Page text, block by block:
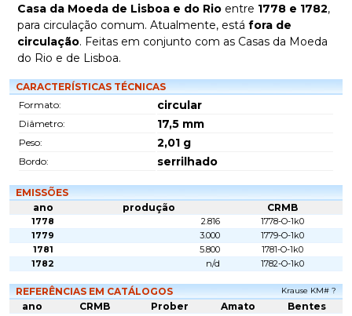
Casa da Moeda de Lisboa e do Rio entre 1778 e 1782,
para circulação comum. Atualmente, está fora de
circulação. Feitas em conjunto com as Casas da Moeda
do Rio e de Lisboa.
CARACTERÍSTICAS TÉCNICAS
Formato:
circular
Diâmetro: 17,5 mm
Peso: 2,01 g
Bordo: serrilhado
EMISSÕES
ano
produção CRMB
1778 2.816
1778-O-1k0
1779
3.000
1779-O-1k0
1781
5.800
1781-O-1k0
1782
n/d 1782-O-1k0
REFERÊNCIAS EM CATÁLOGOS Krause KM# ?
ano CRMB Prober Amato Bentes